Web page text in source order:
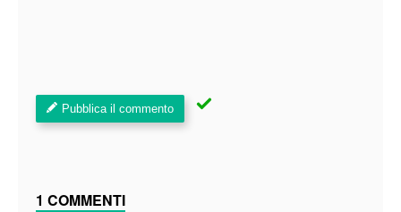
Pubblica il commento
1 COMMENTI